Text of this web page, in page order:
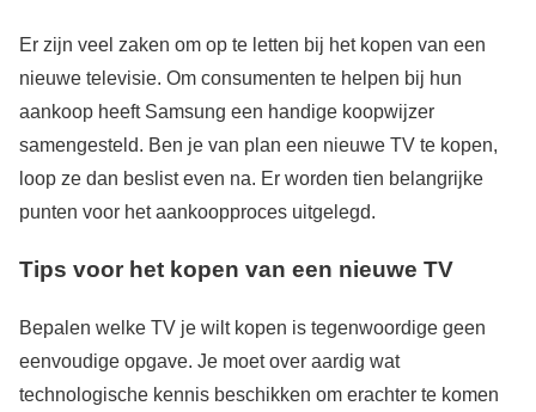
Er zijn veel zaken om op te letten bij het kopen van een
nieuwe televisie. Om consumenten te helpen bij hun
aankoop heeft Samsung een handige koopwijzer
samengesteld. Ben je van plan een nieuwe TV te kopen,
loop ze dan beslist even na. Er worden tien belangrijke
punten voor het aankoopproces uitgelegd.
Tips voor het kopen van een nieuwe TV
Bepalen welke TV je wilt kopen is tegenwoordige geen
eenvoudige opgave. Je moet over aardig wat
technologische kennis beschikken om erachter te komen